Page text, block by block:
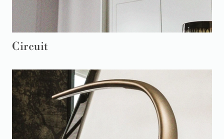
Circuit